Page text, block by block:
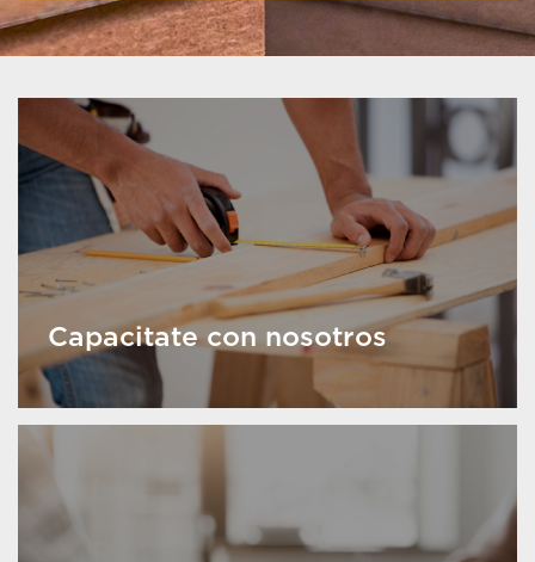
Capacitate con nosotros